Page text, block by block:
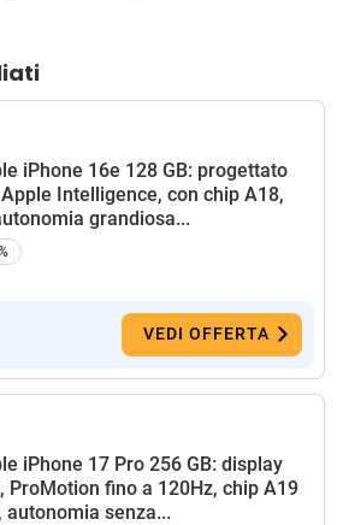
iPhone 16e 128 GB: progettato
Intelligence, con chip A18,
grandiosa...
VEDI OFFERTA
iPhone 17 Pro 256 GB: display
ProMotion fino a 120Hz, chip A19
autonomia senza...